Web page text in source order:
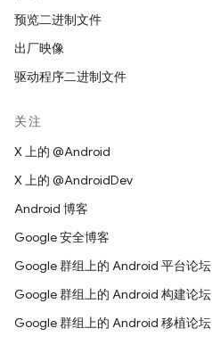
预览二进制文件
出厂映像
驱动程序二进制文件
关注
X 上的 @Android
X 上的 @AndroidDev
Android 博客
Google 安全博客
Google 群组上的 Android 平台论坛
Google 群组上的 Android 构建论坛
Google 群组上的 Android 移植论坛